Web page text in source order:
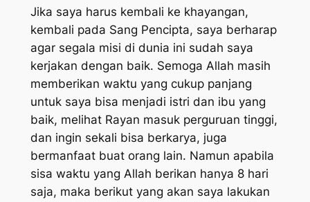
Jika saya harus kembali ke khayangan,
kembali pada Sang Pencipta, saya berharap
agar segala misi di dunia ini sudah saya
kerjakan dengan baik. Semoga Allah masih
memberikan waktu yang cukup panjang
untuk saya bisa menjadi istri dan ibu yang
baik, melihat Rayan masuk perguruan tinggi,
dan ingin sekali bisa berkarya, juga
bermanfaat buat orang lain. Namun apabila
sisa waktu yang Allah berikan hanya 8 hari
saja, maka berikut yang akan saya lakukan